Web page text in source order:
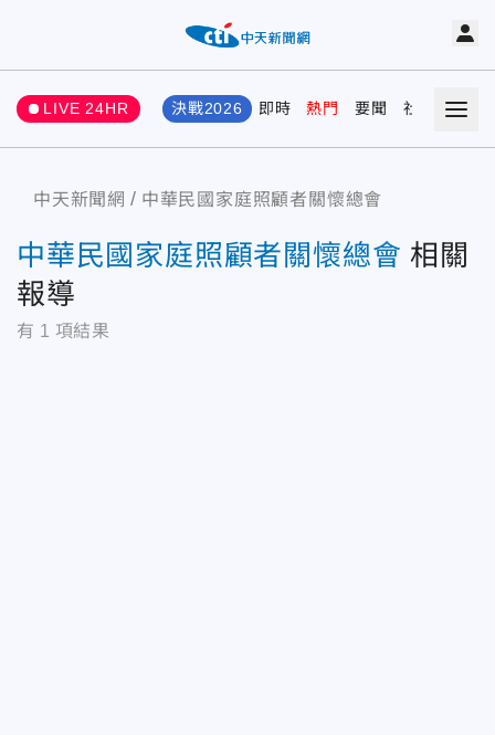
LIVE 24HR 決戰2026 即時 熱門 要聞 社會 娛樂
中天新聞網 中華民國家庭照顧者關懷總會
中華民國家庭照顧者關懷總會 相關
報導
有 1 項結果